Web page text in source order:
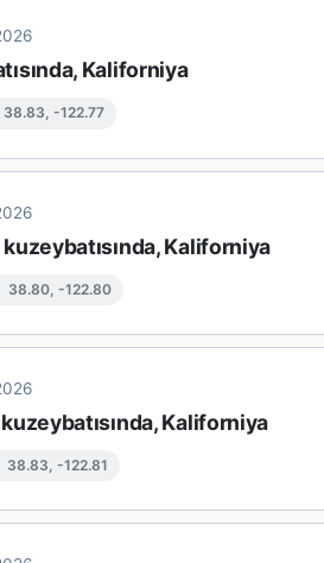
Kaliforniya
38.83, -122.77
Kaliforniya
38.80, -122.80
Kaliforniya
38.83, -122.81